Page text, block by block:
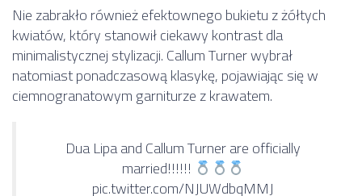
Nie zabrakło również efektownego bukietu z żółtych
kwiatów, który stanowił ciekawy kontrast dla
minimalistycznej stylizacji. Callum Turner wybrał
natomiast ponadczasową klasykę, pojawiając się w
ciemnogranatowym garniturze z krawatem.
Dua Lipa and Callum Turner are officially
married!!!!!!
pic.twitter.com/NJUWdbqMMJ